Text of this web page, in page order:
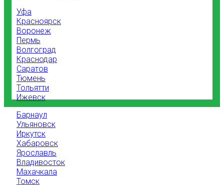
Уфа
Красноярск
Воронеж
Пермь
Волгоград
Краснодар
Саратов
Тюмень
Тольятти
Ижевск
Барнаул
Ульяновск
Иркутск
Хабаровск
Ярославль
Владивосток
Махачкала
Томск